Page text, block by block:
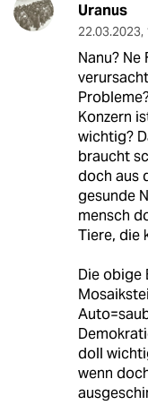
Uranus
22.03.2023,
Nanu?
Konzern
wichtig?
braucht
doch aus
gesunde
mensch
Tiere, die
Die obige
doll
wenn